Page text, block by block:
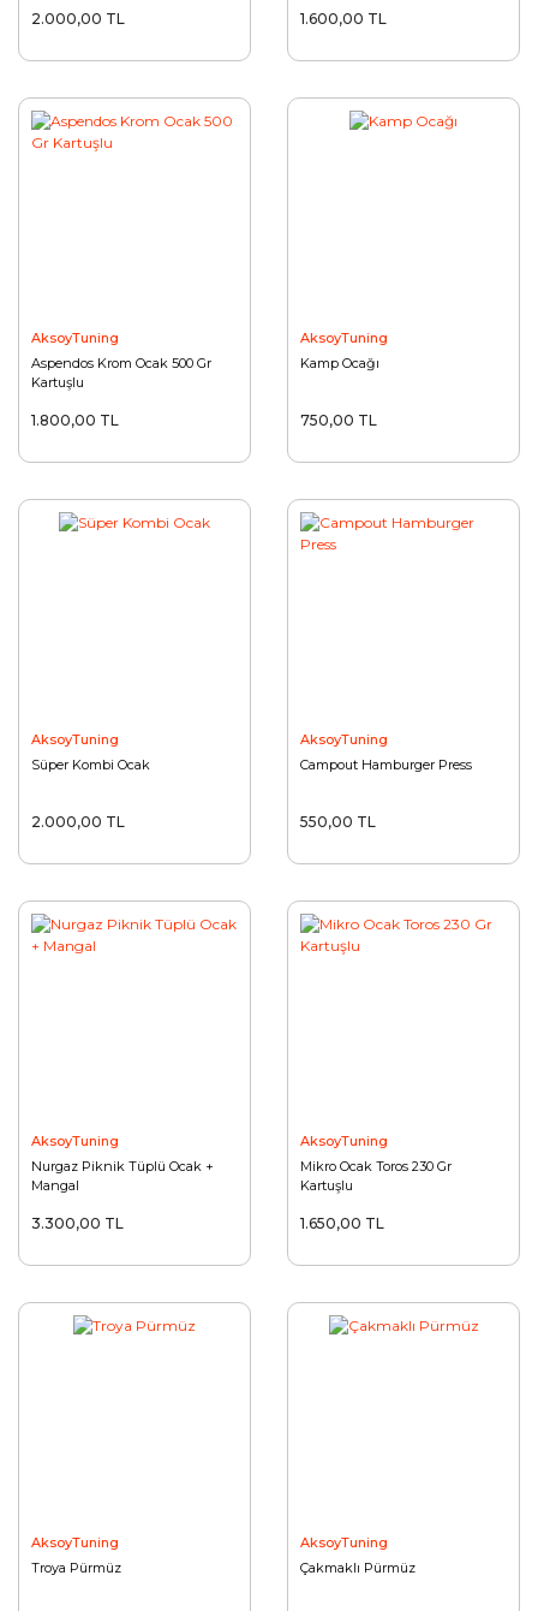
2.000,00 TL 1.600,00 TL
AksoyTuning
Aspendos Krom Ocak 500 Gr
Kartuşlu
1.800,00 TL
AksoyTuning
Kamp Ocağı
750,00 TL
AksoyTuning
Süper Kombi Ocak
2.000,00 TL
AksoyTuning
Campout Hamburger Press
550,00 TL
AksoyTuning
Nurgaz Piknik Tüplü Ocak +
Mangal
3.300,00 TL
AksoyTuning
Mikro Ocak Toros 230 Gr
Kartuşlu
1.650,00 TL
AksoyTuning
Troya Pürmüz
AksoyTuning
Çakmaklı Pürmüz